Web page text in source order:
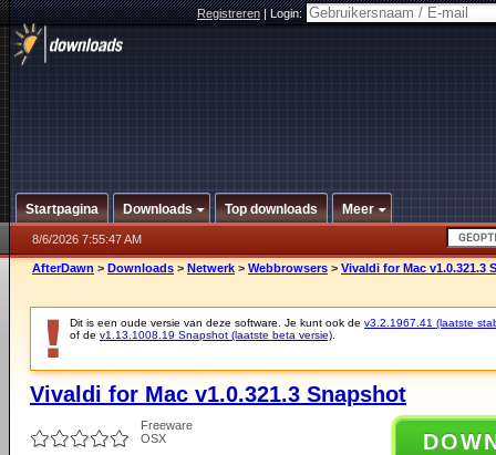
Registreren|Login:
Startpagina Downloads Top downloads Meer
8/6/2026 7:55:47 AM
AfterDawn > Downloads > Netwerk > Webbrowsers > Vivaldi for Mac v1.0.321.3
Dit is een oude versie van deze software. Je kunt ook de v3.2.1967.41 (laatste
of de v1.13.1008.19 Snapshot (laatste beta versie)
Vivaldi for Mac v1.0.321.3 Snapshot
Freeware
OSX